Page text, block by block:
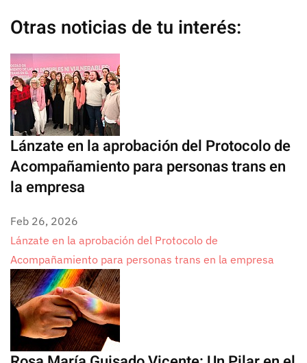
Otras noticias de tu interés:
Lánzate en la aprobación del Protocolo de
Acompañamiento para personas trans en
la empresa
Feb 26, 2026
Lánzate en la aprobación del Protocolo de
Acompañamiento para personas trans en la empresa